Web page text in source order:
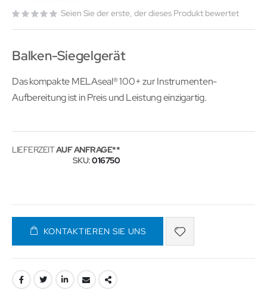
Seien Sie der erste, der dieses Produkt bewertet
Balken-Siegelgerät
Das kompakte MELAseal® 100+ zur Instrumenten-
Aufbereitung ist in Preis und Leistung einzigartig.
LIEFERZEITAUF ANFRAGE
SKU 016750
KONTAKTIEREN SIE UNS